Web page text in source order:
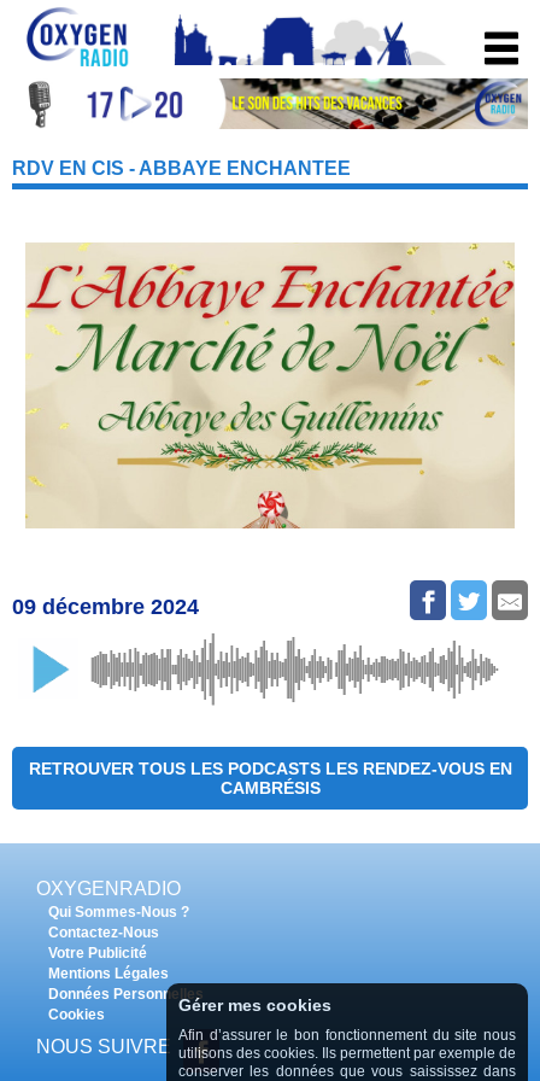
RDV EN CIS - ABBAYE ENCHANTEE
09 décembre 2024
RETROUVER TOUS LES PODCASTS LES RENDEZ-VOUS EN
CAMBRÉSIS
OXYGENRADIO
Qui Sommes-Nous ?
Contactez-Nous
Votre Publicité
Mentions Légales
Données Personnelles
Cookies
NOUS SUIVRE
Gérer mes cookies
Afin d’assurer le bon fonctionnement du site nous
utilisons des cookies. Ils permettent par exemple de
conserver les données que vous saississez dans